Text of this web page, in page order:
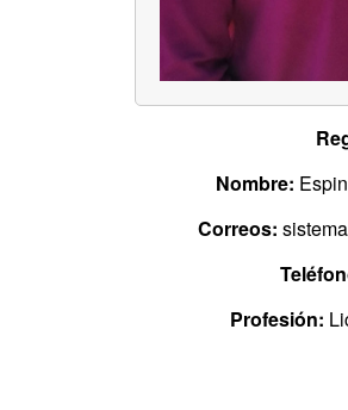
Nombre:
Correos:
Profesión: